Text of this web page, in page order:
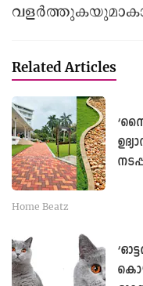
Related Articles
Home Beatz